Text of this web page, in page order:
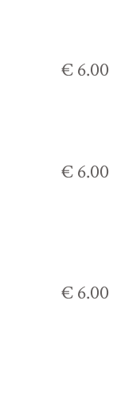
€ 6.00
€ 6.00
€ 6.00